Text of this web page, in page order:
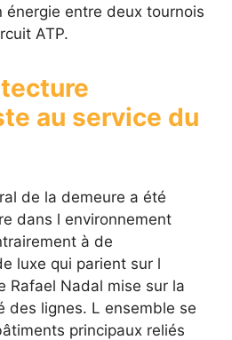
énergie entre deux tournois
ATP.
au service du
de la demeure a été
dans l environnement
à de
luxe qui parient sur l
Rafael Nadal mise sur la
des lignes. L ensemble se
principaux reliés